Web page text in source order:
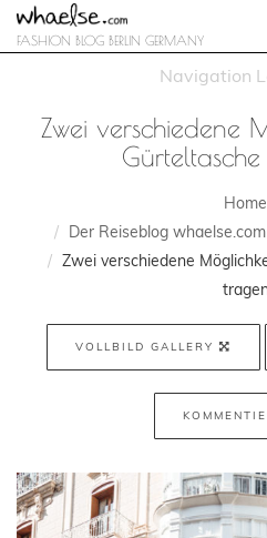
FASHION BLOG BERLIN GERMANY
Zwei verschiedene
Home
Der Reiseblog
Zwei verschiedene
VOLLBILD GALLERY